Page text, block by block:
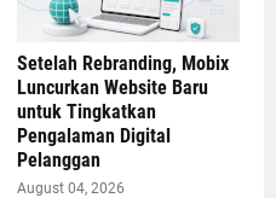
Setelah Rebranding, Mobix
Luncurkan Website Baru
untuk Tingkatkan
Pengalaman Digital
Pelanggan
August 04, 2026